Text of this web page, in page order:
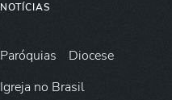
NOTÍCIAS
Paróquias
Diocese
Igreja no Brasil